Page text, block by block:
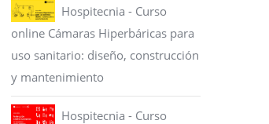
Hospitecnia - Curso
online Cámaras Hiperbáricas para
uso sanitario: diseño, construcción
y mantenimiento
Hospitecnia - Curso